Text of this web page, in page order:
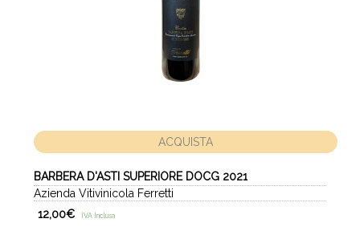
ACQUISTA
BARBERA D'ASTI SUPERIORE DOCG 2021
Azienda Vitivinicola Ferretti
12,00€ IVA Inclusa